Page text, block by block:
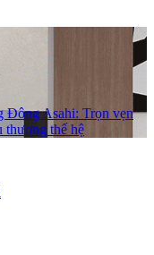
Đông Asahi: Trọn vẹn
thương thế hệ